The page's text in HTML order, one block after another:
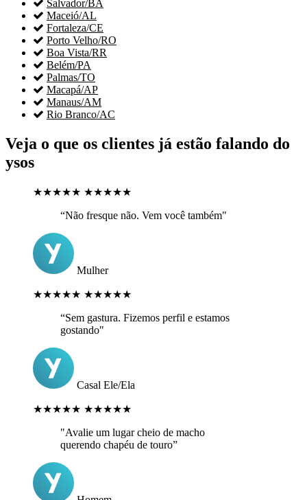
 Salvador/BA
 Maceió/AL
 Fortaleza/CE
 Porto Velho/RO
 Boa Vista/RR
 Belém/PA
 Palmas/TO
 Macapá/AP
 Manaus/AM
 Rio Branco/AC
Veja o que os clientes já estão falando do
ysos
★★★★★ ★★★★★
“Não fresque não. Vem você também"
Mulher
★★★★★ ★★★★★
“Sem gastura. Fizemos perfil e estamos
gostando"
Casal Ele/Ela
★★★★★ ★★★★★
"Avalie um lugar cheio de macho
querendo chapéu de touro”